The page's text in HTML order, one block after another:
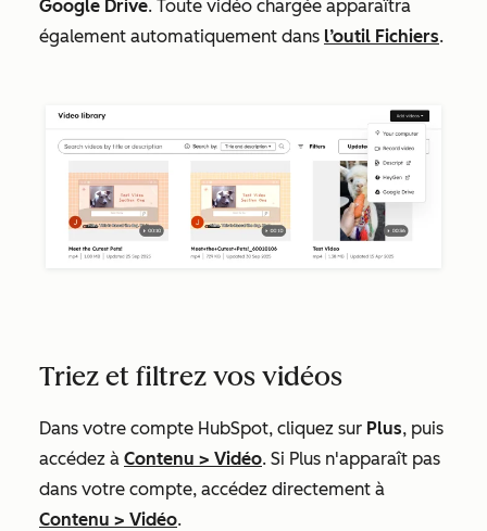
Google Drive. Toute vidéo chargée apparaîtra
également automatiquement dans l’outil Fichiers.
Triez et filtrez vos vidéos
Dans votre compte HubSpot, cliquez sur Plus, puis
accédez à Contenu > Vidéo. Si Plus n'apparaît pas
dans votre compte, accédez directement à
Contenu > Vidéo.​